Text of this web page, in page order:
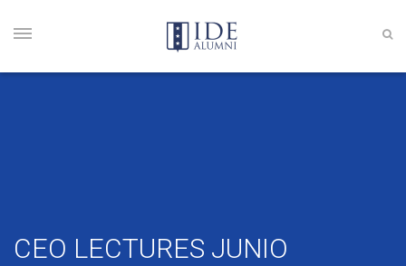
CEO LECTURES JUNIO